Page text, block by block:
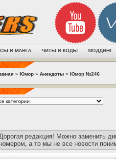
И МАНГА ЧИТЫ И КОДЫ МОДДИНГ
» Юмор » Анекдоты » Юмор №246
редакция! Можно заменить
номером, а то мы не все новости